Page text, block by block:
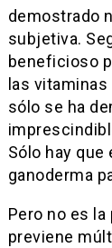
demostrado
subjetiva.
beneficioso
las
sólo se ha
Sólo hay
ganoderma
Pero no es
previene